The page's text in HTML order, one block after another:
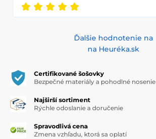
Ďalšie hodnotenie na
na Heuréka.sk
Certifikované šošovky
Bezpečné materiály a pohodlné nosenie
Najširší sortiment
Rýchle odoslanie a doručenie
Spravodlivá cena
Zmena vzhľadu, ktorá sa oplatí